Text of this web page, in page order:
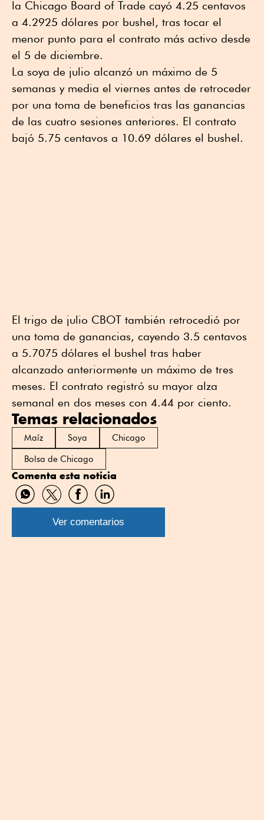
la Chicago Board of Trade cayó 4.25 centavos
a 4.2925 dólares por bushel, tras tocar el
menor punto para el contrato más activo desde
el 5 de diciembre.
La soya de julio alcanzó un máximo de 5
semanas y media el viernes antes de retroceder
por una toma de beneficios tras las ganancias
de las cuatro sesiones anteriores. El contrato
bajó 5.75 centavos a 10.69 dólares el bushel.
El trigo de julio CBOT también retrocedió por
una toma de ganancias, cayendo 3.5 centavos
a 5.7075 dólares el bushel tras haber
alcanzado anteriormente un máximo de tres
meses. El contrato registró su mayor alza
semanal en dos meses con 4.44 por ciento.
Temas relacionados
Maíz Soya
Chicago
Bolsa de Chicago
Comenta esta noticia
Compartir
por
WhatsApp
Compartir
por
Twitter
Compartir
por
Facebook
Compartir
por
Linkedin
Ver comentarios